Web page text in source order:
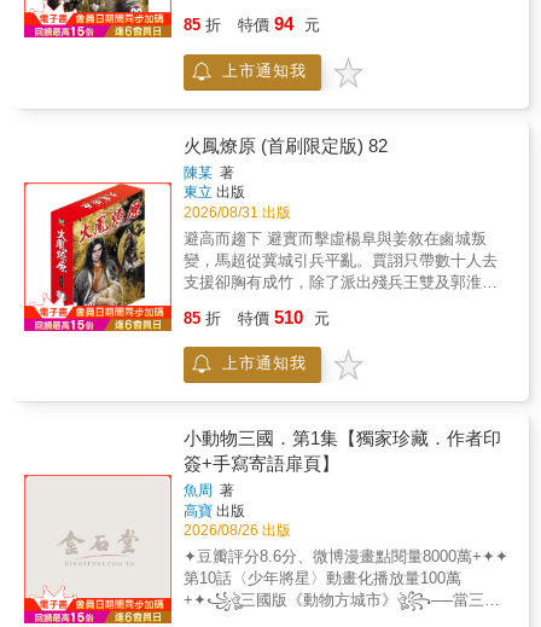
城軍民背叛馬超，鄧艾、姜維負責劫牢。只是
當馬超身陷險境，八奇趙昇卻聯同外族置身事
外……陳某繼【不是人】之後，再度呈現一個
85 折 特價 94 元
上市通知我
火鳳燎原 (首刷限定版) 82
陳某 著
東立 出版
2026/08/31 出版
避高而趨下 避實而擊虛楊阜與姜敘在鹵城叛
變，馬超從冀城引兵平亂。賈詡只帶數十人去
支援卻胸有成竹，除了派出殘兵王雙及郭淮，
城軍民背叛馬超，鄧艾、姜維負責劫牢。只是
當馬超身陷險境，八奇趙昇卻聯同外族置身事
外……陳某繼【不是人】之後，再度呈現一個
85 折 特價 510 元
上市通知我
小動物三國．第1集【獨家珍藏．作者印
簽+手寫寄語扉頁】
魚周 著
高寶 出版
2026/08/26 出版
✦豆瓣評分8.6分、微博漫畫點閱量8000萬+✦✦
第10話〈少年將星〉動畫化播放量100萬
+✦꧁ঔৣ三國版《動物方城市》ঔৣ꧂──當三國